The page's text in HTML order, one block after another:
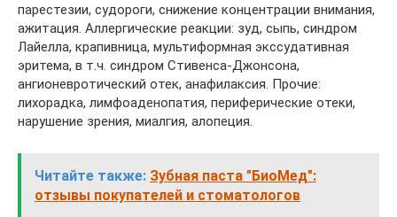
парестезии, судороги, снижение концентрации внимания,
ажитация. Аллергические реакции: зуд, сыпь, синдром
Лайелла, крапивница, мультиформная экссудативная
эритема, в т.ч. синдром Стивенса-Джонсона,
ангионевротический отек, анафилаксия. Прочие:
лихорадка, лимфоаденопатия, периферические отеки,
нарушение зрения, миалгия, алопеция.
Читайте также: Зубная паста "БиоМед":
отзывы покупателей и стоматологов